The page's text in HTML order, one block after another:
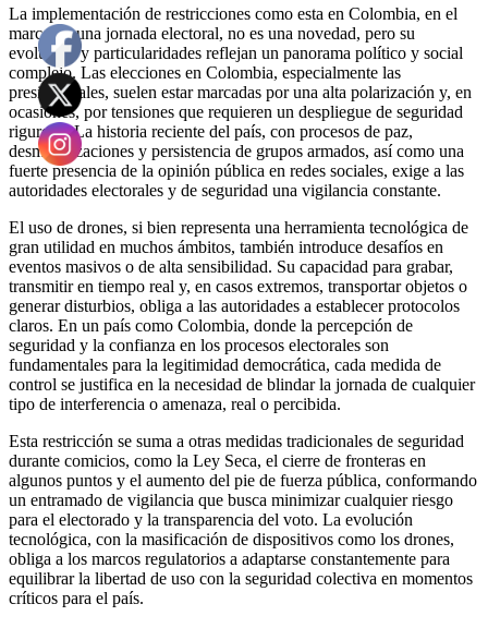
La implementación de restricciones como esta en Colombia, en el
marco de una jornada electoral, no es una novedad, pero su
evolución y particularidades reflejan un panorama político y social
complejo. Las elecciones en Colombia, especialmente las
presidenciales, suelen estar marcadas por una alta polarización y, en
ocasiones, por tensiones que requieren un despliegue de seguridad
riguroso. La historia reciente del país, con procesos de paz,
desmovilizaciones y persistencia de grupos armados, así como una
fuerte presencia de la opinión pública en redes sociales, exige a las
autoridades electorales y de seguridad una vigilancia constante.
El uso de drones, si bien representa una herramienta tecnológica de
gran utilidad en muchos ámbitos, también introduce desafíos en
eventos masivos o de alta sensibilidad. Su capacidad para grabar,
transmitir en tiempo real y, en casos extremos, transportar objetos o
generar disturbios, obliga a las autoridades a establecer protocolos
claros. En un país como Colombia, donde la percepción de
seguridad y la confianza en los procesos electorales son
fundamentales para la legitimidad democrática, cada medida de
control se justifica en la necesidad de blindar la jornada de cualquier
tipo de interferencia o amenaza, real o percibida.
Esta restricción se suma a otras medidas tradicionales de seguridad
durante comicios, como la Ley Seca, el cierre de fronteras en
algunos puntos y el aumento del pie de fuerza pública, conformando
un entramado de vigilancia que busca minimizar cualquier riesgo
para el electorado y la transparencia del voto. La evolución
tecnológica, con la masificación de dispositivos como los drones,
obliga a los marcos regulatorios a adaptarse constantemente para
equilibrar la libertad de uso con la seguridad colectiva en momentos
críticos para el país.